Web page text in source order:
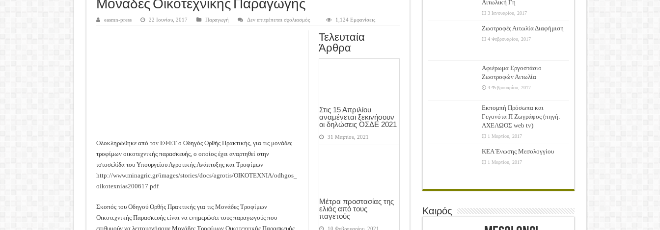
Tακτική Γενική Συνέλευση του Αγροτικού Συνεταιρισμού Μεσολογγίου-Ναυπακτίας ”Η Ένωση”
Η περίοδος συγκομιδής της Ελιάς ξεκίνησε…με Μεγάλες Προσφορές!!
Μονάδες Οικοτεχνικής Παραγωγής
easmn-press 22 Ιουνίου, 2017 Παραγωγή Δεν επιτρέπεται σχολιασμόςστο
Οδηγού
Ορθής
Πρακτικής
1,124 Εμφανίσεις
Τελευταία
Άρθρα
Στις 15 Απριλίου
αναμένεται ξεκινήσουν
οι δηλώσεις ΟΣΔΕ 2021
31 Μαρτίου, 2021
Μέτρα προστασίας της
ελιάς από τους
παγετούς
10 Φεβρουαρίου, 2021
Ολοκληρώθηκε από τον ΕΦΕΤ ο Οδηγός Ορθής Πρακτικής, για τις μονάδες
τροφίμων οικοτεχνικής παρασκευής, ο οποίος έχει αναρτηθεί στην
ιστοσελίδα του Υπουργείου Αγροτικής Ανάπτυξης και Τροφίμων
http://www.minagric.gr/images/stories/docs/agrotis/OIKOTEXNIA/odhgos_
oikotexnias200617.pdf
Σκοπός του Οδηγού Ορθής Πρακτικής για τις Μονάδες Τροφίμων
Οικοτεχνικής Παρασκευής είναι να ενημερώσει τους παραγωγούς που
επιθυμούν να λειτουργήσουν Μονάδες Τροφίμων Οικοτεχνικής Παρασκευής,
Αιτωλική Γη
3 Ιανουαρίου, 2017
Ζωοτροφές Αιτωλία Διαφήμιση
4 Φεβρουαρίου, 2017
Αφιέρωμα Εργοστάσιο
Ζωοτροφών Αιτωλία
4 Φεβρουαρίου, 2017
Εκπομπή Πρόσωπα και
Γεγονότα Π Ζωγράφος (πηγή:
ΑΧΕΛΩΟΣ web tv)
1 Μαρτίου, 2017
ΚΕΑ Ένωσης Μεσολογγίου
1 Μαρτίου, 2017
Καιρός